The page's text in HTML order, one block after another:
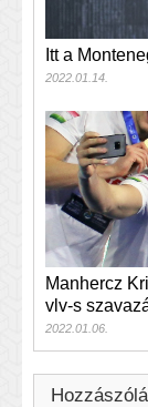
Itt a
2022.01.14.
Manhercz
vlv-s
2022.01.06.